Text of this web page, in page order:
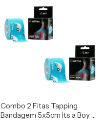
Combo 2 Fitas Tapping
Bandagem 5x5cm Its a Boy -